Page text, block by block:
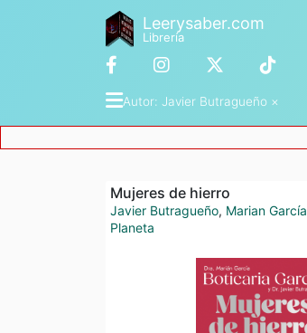
Leerysaber.com
Librería
Autor: Javier Butragueño ×
Mujeres de hierro
Javier Butragueño, Marian García
Planeta